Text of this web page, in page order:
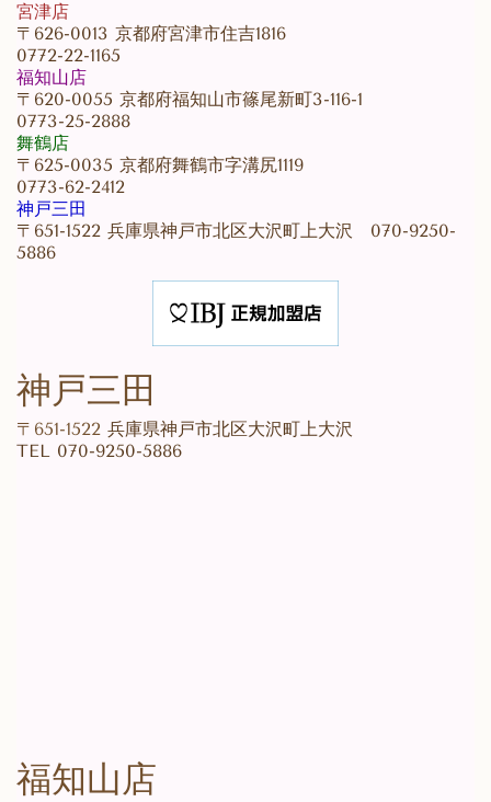
宮津店
〒626-0013 京都府宮津市住吉1816
0772-22-1165
福知山店
〒620-0055 京都府福知山市篠尾新町3-116-1
0773-25-2888
舞鶴店
〒625-0035 京都府舞鶴市字溝尻1119
0773-62-2412
神戸三田
〒651-1522 兵庫県神戸市北区大沢町上大沢 070-9250-
5886
神戸三田
〒651-1522 兵庫県神戸市北区大沢町上大沢
TEL 070-9250-5886
福知山店